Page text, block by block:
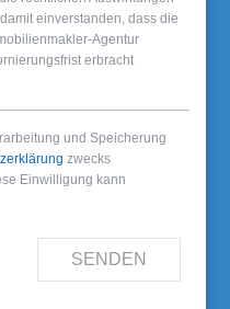
einverstanden, dass die
Agentur
erbracht
und Speicherung
zwecks
Einwilligung kann
SENDEN